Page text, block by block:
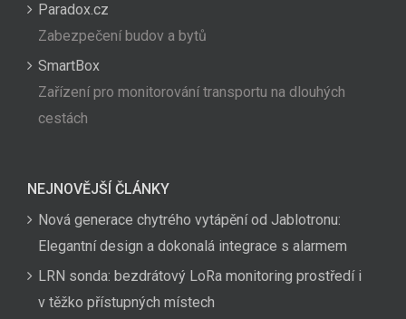
Paradox.cz
Zabezpečení budov a bytů
SmartBox
Zařízení pro monitorování transportu na dlouhých
cestách
NEJNOVĚJŠÍ ČLÁNKY
Nová generace chytrého vytápění od Jablotronu:
Elegantní design a dokonalá integrace s alarmem
LRN sonda: bezdrátový LoRa monitoring prostředí i
v těžko přístupných místech